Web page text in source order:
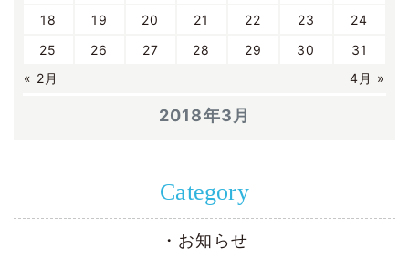
2018年3月
« 2月 4月 »
18
19 20 21 22 23
24
25
26 27 28 29 30 31
Category
お知らせ